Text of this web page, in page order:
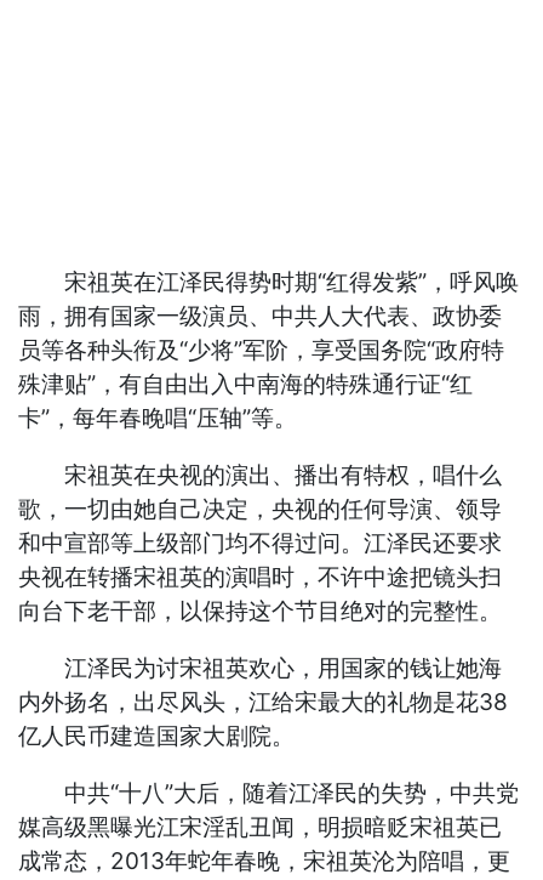
宋祖英在江泽民得势时期“红得发紫”，呼风唤
雨，拥有国家一级演员、中共人大代表、政协委
员等各种头衔及“少将”军阶，享受国务院“政府特
殊津贴”，有自由出入中南海的特殊通行证“红
卡”，每年春晚唱“压轴”等。
宋祖英在央视的演出、播出有特权，唱什么
歌，一切由她自己决定，央视的任何导演、领导
和中宣部等上级部门均不得过问。江泽民还要求
央视在转播宋祖英的演唱时，不许中途把镜头扫
向台下老干部，以保持这个节目绝对的完整性。
江泽民为讨宋祖英欢心，用国家的钱让她海
内外扬名，出尽风头，江给宋最大的礼物是花38
亿人民币建造国家大剧院。
中共“十八”大后，随着江泽民的失势，中共党
媒高级黑曝光江宋淫乱丑闻，明损暗贬宋祖英已
成常态，2013年蛇年春晚，宋祖英沦为陪唱，更